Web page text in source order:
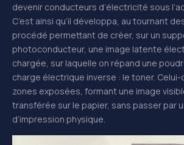
devenir conducteurs d’électricité sous
C’est ainsi qu’il développa, au tournant
procédé permettant de créer, sur un
photoconducteur, une image latente
chargée, sur laquelle on répand une
charge électrique inverse : le toner. Celui-
zones exposées, formant une image
transférée sur le papier, sans passer par
d’impression physique.